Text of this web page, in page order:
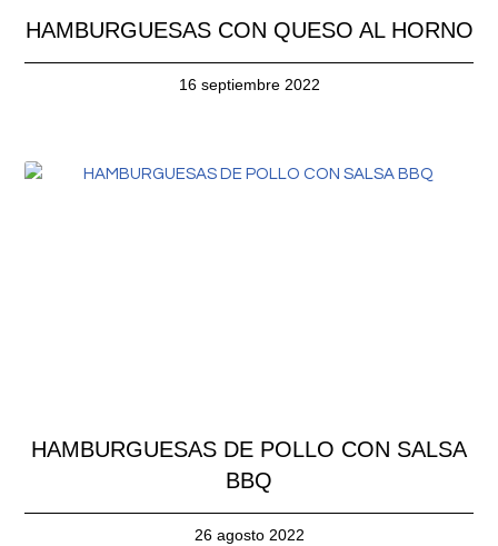
HAMBURGUESAS CON QUESO AL HORNO
16 septiembre 2022
HAMBURGUESAS DE POLLO CON SALSA
BBQ
26 agosto 2022